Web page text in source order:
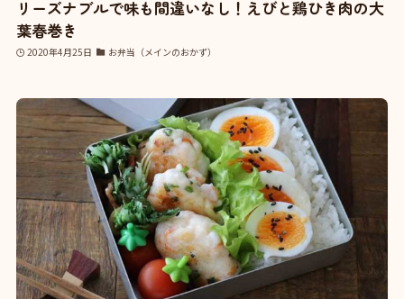
リーズナブルで味も間違いなし！えびと鶏ひき肉の大
葉春巻き
2020年4月25日 お弁当（メインのおかず）